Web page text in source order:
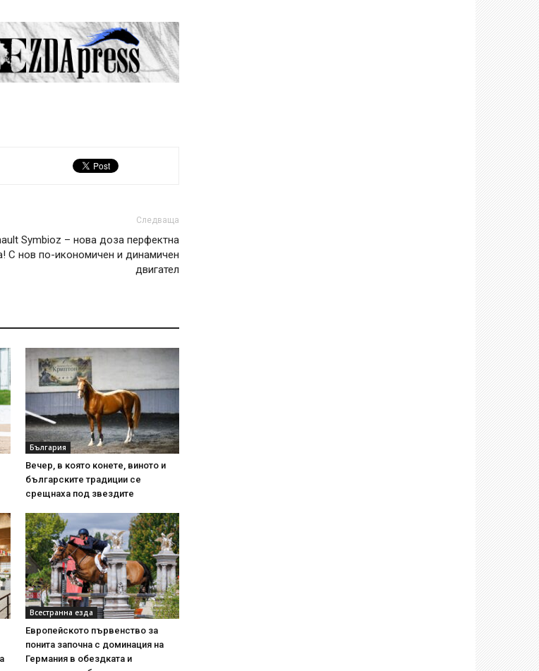
Следваща
Symbioz – нова доза перфектна
С нов по-икономичен и динамичен
двигател
България
Вечер, в която конете, виното и
българските традиции се
срещнаха под звездите
Всестранна езда
Европейското първенство за
понита започна с доминация на
Германия в обездката и